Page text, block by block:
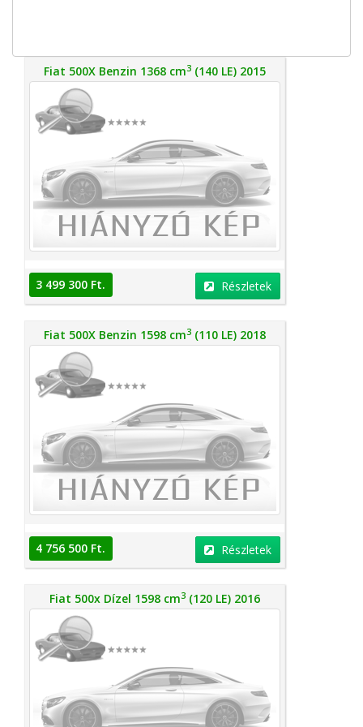
Fiat 500X Benzin 1368 cm3 (140 LE) 2015
3 499 300 Ft. Részletek
Fiat 500X Benzin 1598 cm3 (110 LE) 2018
4 756 500 Ft. Részletek
Fiat 500x Dízel 1598 cm3 (120 LE) 2016